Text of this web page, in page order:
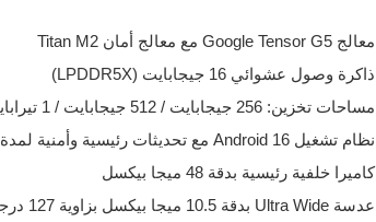
معالج Google Tensor G5 مع معالج أمان Titan M2
ذاكرة وصول عشوائي 16 جيجابايت (LPDDR5X)
مساحات تخزين: 256 جيجابايت / 512 جيجابايت / 1 تيرابايت (UFS 4.0)
نظام تشغيل Android 16 مع تحديثات رئيسية وأمنية لمدة 7 سنوات
كاميرا خلفية رئيسية بدقة 48 ميجا بيكسل
عدسة Ultra Wide بدقة 10.5 ميجا بيكسل بزاوية 127 درجة